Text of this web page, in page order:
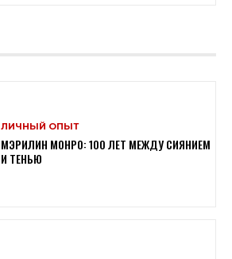
ЛИЧНЫЙ ОПЫТ
МЭРИЛИН МОНРО: 100 ЛЕТ МЕЖДУ СИЯНИЕМ
И ТЕНЬЮ